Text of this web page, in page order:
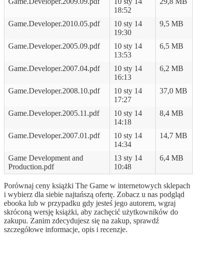
18:52
Game.Developer.2010.05.pdf
10 sty 14
19:30
9,5 MB
Game.Developer.2005.09.pdf
10 sty 14
13:53
6,5 MB
Game.Developer.2007.04.pdf
10 sty 14
16:13
6,2 MB
Game.Developer.2008.10.pdf
10 sty 14
17:27
37,0 MB
Game.Developer.2005.11.pdf
10 sty 14
14:18
8,4 MB
Game.Developer.2007.01.pdf
10 sty 14
14:34
14,7 MB
Game Development and
Production.pdf
13 sty 14
10:48
6,4 MB
Porównaj ceny książki The Game w internetowych sklepach
i wybierz dla siebie najtańszą ofertę. Zobacz u nas podgląd
ebooka lub w przypadku gdy jesteś jego autorem, wgraj
skróconą wersję książki, aby zachęcić użytkowników do
zakupu. Zanim zdecydujesz się na zakup, sprawdź
szczegółowe informacje, opis i recenzje.